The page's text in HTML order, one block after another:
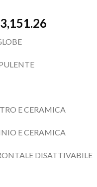
3,151.26
E CERAMICA
E CERAMICA
DISATTIVABILE